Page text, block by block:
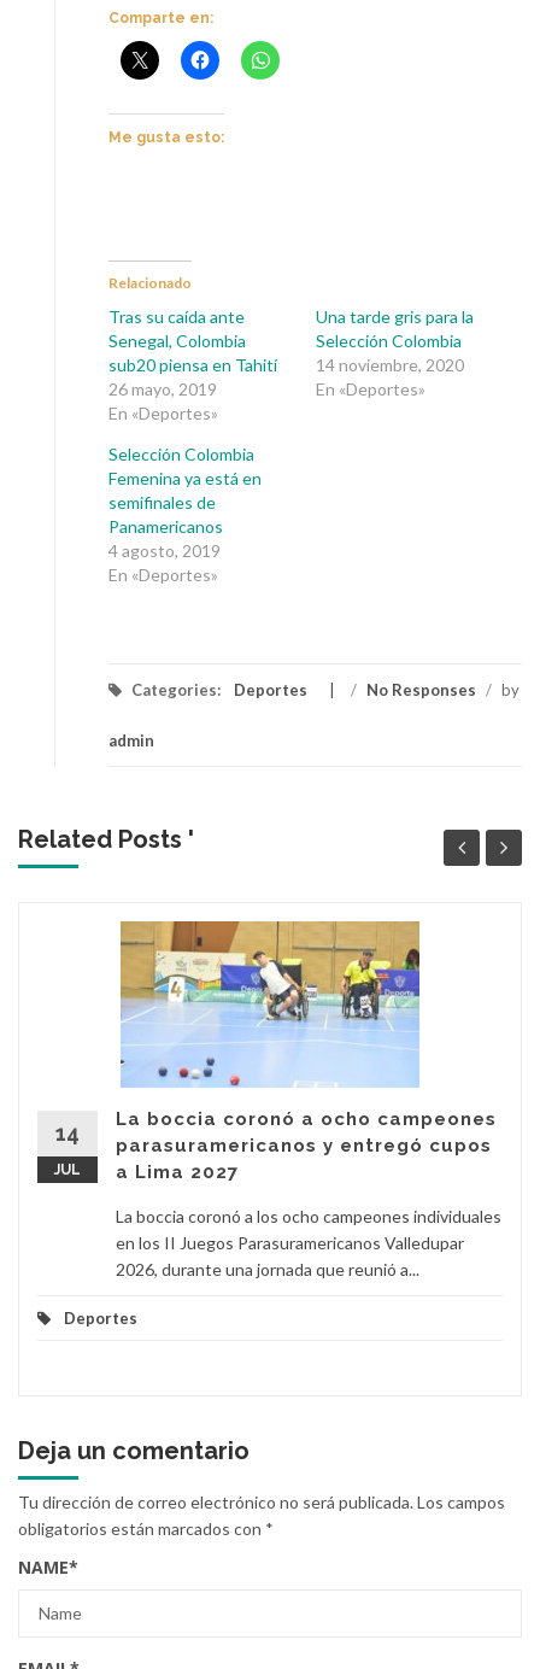
Comparte en:
Me gusta esto:
Relacionado
Tras su caída ante
Senegal, Colombia
sub20 piensa en Tahití
26 mayo, 2019
En «Deportes»
Una tarde gris para la
Selección Colombia
14 noviembre, 2020
En «Deportes»
Selección Colombia
Femenina ya está en
semifinales de
Panamericanos
4 agosto, 2019
En «Deportes»
Categories: Deportes / No Responses / by
admin
Related Posts '
14
JUL
La boccia coronó a ocho campeones
parasuramericanos y entregó cupos
a Lima 2027
La boccia coronó a los ocho campeones individuales
en los II Juegos Parasuramericanos Valledupar
2026, durante una jornada que reunió a...
Deportes
Deja un comentario
Tu dirección de correo electrónico no será publicada.Los campos
obligatorios están marcados con *
NAME*